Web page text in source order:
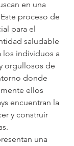
en una
proceso de
para el
saludable
los individuos a
orgullosos de
donde
ellos
encuentran la
y construir
una